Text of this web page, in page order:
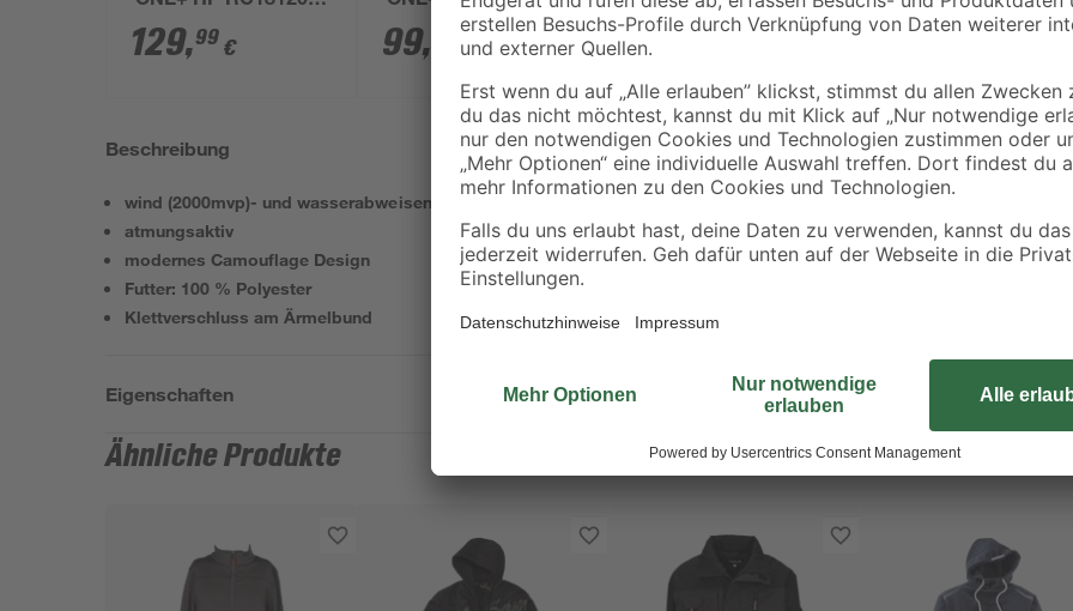
150X' 18 V 5,0 Ah mit
Akku und Ladegerät
129,99 €
Akku, Ø 165 mm
99, €
ohne Akku, Hublänge
25 mm
89, 99
Professional' mit 2
Zubehörset
119,99
Beschreibung
wind (2000mvp)- und wasserabweisend (8000 mm)
atmungsaktiv
modernes Camouflage Design
Futter: 100 % Polyester
Klettverschluss am Ärmelbund
Diese modische Arbeits-
wasserabweisend (8000mm). 2
Sturmbündchen an den Ärmeln
Eigenschaften
Ähnliche Produkte